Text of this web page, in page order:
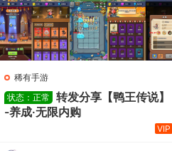
稀有手游
状态：正常
转发分享【鸭王传说】
-养成·无限内购
VIP